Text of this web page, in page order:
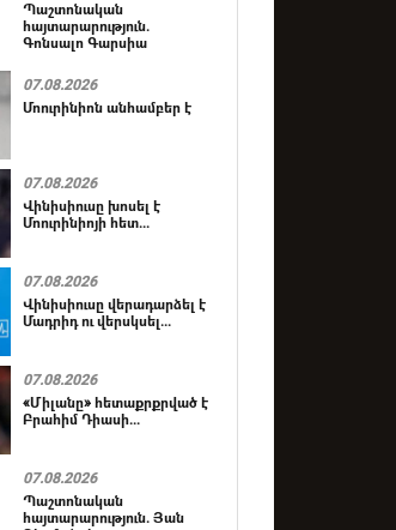
Պաշտոնական
հայտարարություն.
Գոնսալո Գարսիա
07.08.2026
Մոուրինիոն անհամբեր է
07.08.2026
Վինիսիուսը խոսել է
Մոուրինիոյի հետ...
07.08.2026
Վինիսիուսը վերադարձել է
Մադրիդ ու վերսկսել...
07.08.2026
«Միլանը» հետաքրքրված է
Բրահիմ Դիասի...
07.08.2026
Պաշտոնական
հայտարարություն. Յան